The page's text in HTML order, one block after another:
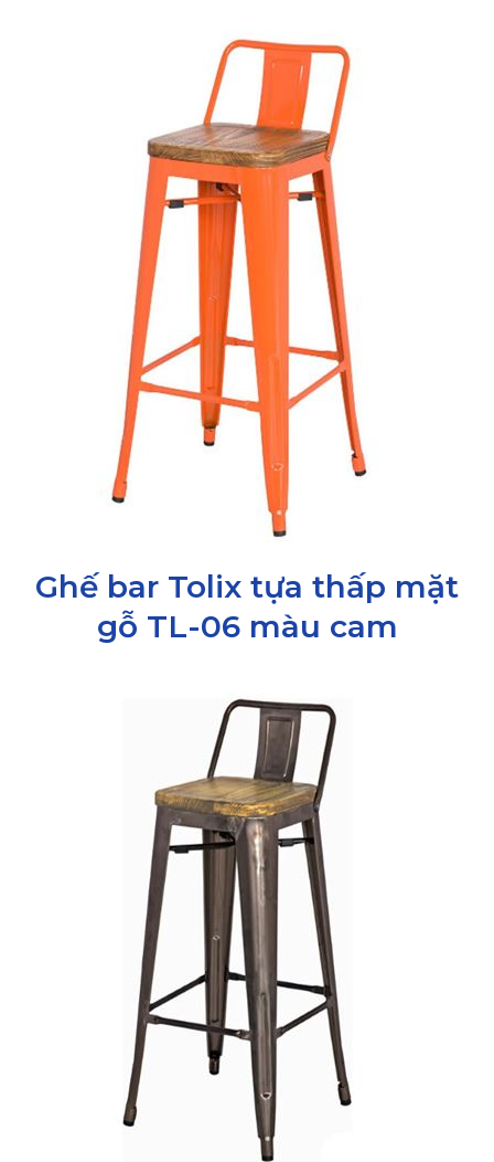
Ghế bar Tolix tựa thấp mặt
gỗ TL-06 màu cam